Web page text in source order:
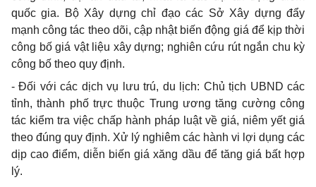
quốc gia. Bộ Xây dựng chỉ đạo các Sở Xây dựng đẩy
mạnh công tác theo dõi, cập nhật biến động giá để kịp thời
công bố giá vật liệu xây dựng; nghiên cứu rút ngắn chu kỳ
công bố theo quy định.
- Đối với các dịch vụ lưu trú, du lịch: Chủ tịch UBND các
tỉnh, thành phố trực thuộc Trung ương tăng cường công
tác kiểm tra việc chấp hành pháp luật về giá, niêm yết giá
theo đúng quy định. Xử lý nghiêm các hành vi lợi dụng các
dịp cao điểm, diễn biến giá xăng dầu để tăng giá bất hợp
lý.